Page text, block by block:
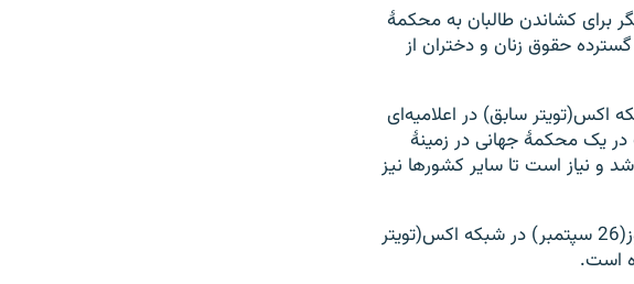
برای کشاندن طالبان به محکمۀ
حقوق زنان و دختران از
بشر دیروز(25 سپتمبر) در شبکه اکس(تویتر سابق) در اعلامیه‌ای
یک محکمۀ جهانی در زمینۀ
و نیاز است تا سایر کشورها نیز
در عین حال حمدالله فطرت، معاون سخنگوی حکومت طالبان امروز(26 سپتمبر) در شبکه اکس(تویتر
است.